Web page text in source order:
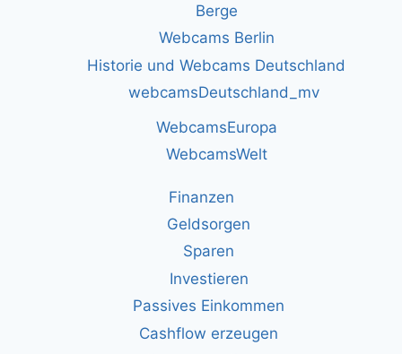
Berge
Webcams Berlin
Historie und Webcams Deutschland
webcamsDeutschland_mv
WebcamsEuropa
WebcamsWelt
Finanzen
Geldsorgen
Sparen
Investieren
Passives Einkommen
Cashflow erzeugen